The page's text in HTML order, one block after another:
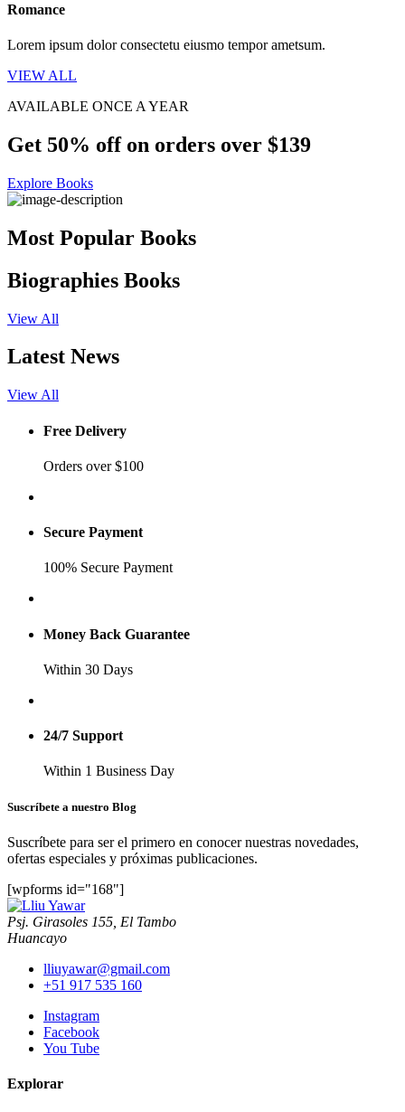
Romance
Lorem ipsum dolor consectetu eiusmo tempor ametsum.
VIEW ALL
AVAILABLE ONCE A YEAR
Get 50% off on orders over $139
Explore Books
Most Popular Books
Biographies Books
View All
Latest News
View All
Free Delivery
Orders over $100
Secure Payment
100% Secure Payment
Money Back Guarantee
Within 30 Days
24/7 Support
Within 1 Business Day
Suscríbete a nuestro Blog
Suscríbete para ser el primero en conocer nuestras novedades,
ofertas especiales y próximas publicaciones.
[wpforms id="168"]
Psj. Girasoles 155, El Tambo
Huancayo
lliuyawar@gmail.com
+51 917 535 160
Instagram
Facebook
You Tube
Explorar